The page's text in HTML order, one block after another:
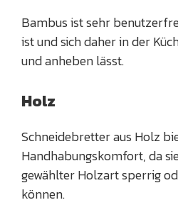
Bambus ist sehr
ist und sich daher in der
und anheben lässt.
Holz
Schneidebretter aus Holz
Handhabungskomfort, da
gewählter Holzart sperrig
können.